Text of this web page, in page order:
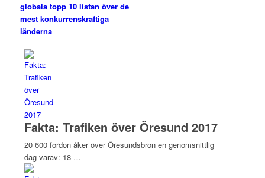
globala topp 10 listan över de
mest konkurrenskraftiga
länderna
Fakta: Trafiken över Öresund 2017
20 600 fordon åker över Öresundsbron en genomsnittlig
dag varav: 18 …